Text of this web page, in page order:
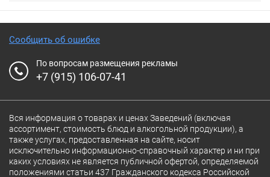
Сообщить об ошибке
По вопросам размещения рекламы
+7 (915) 106-07-41
Вся информация о товарах и ценах Заведений (включая
ассортимент, стоимость блюд и алкогольной продукции), а
также услугах, предоставленная на сайте, носит
исключительно информационно-справочный характер и ни при
каких условиях не является публичной офертой, определяемой
положениями статьи 437 Гражданского кодекса Российской